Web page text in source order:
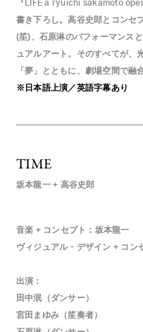
『
LIFE a ryuichi sakamoto
書き下ろし。高谷史郎とコンセ
(笙)、石原淋のパフォーマンス
ュアルアート。そのすべてが、
「夢」とともに、劇場空間で融
※日本語上演／英語字幕あり
TIME
坂本龍一 + 高谷史郎
音楽 + コンセプト：坂本龍一
ヴィジュアル・デザイン + コン
出演：
田中泯（ダンサー）
宮田まゆみ（笙奏者）